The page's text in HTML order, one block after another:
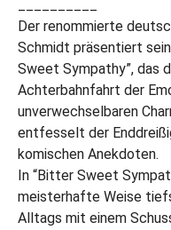
Der renommierte
Schmidt präsentiert
Sweet Sympathy”, das
Achterbahnfahrt der
unverwechselbaren
entfesselt der
komischen Anekdoten.
In “Bitter Sweet
meisterhafte Weise
Alltags mit einem